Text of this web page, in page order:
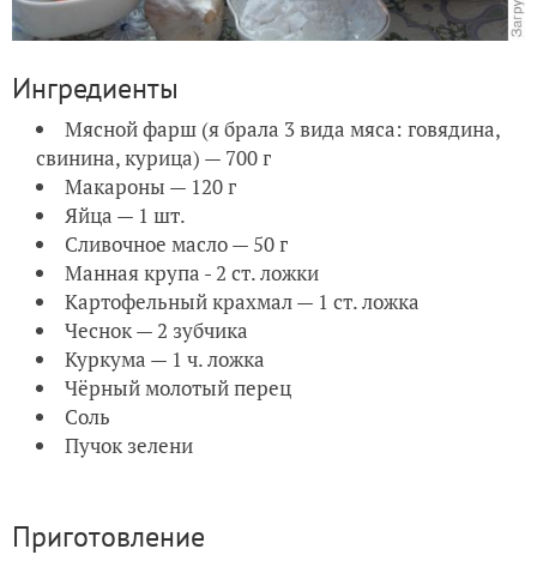
Ингредиенты
Мясной фарш (я брала 3 вида мяса: говядина,
свинина, курица) — 700 г
Макароны — 120 г
Яйца — 1 шт.
Сливочное масло — 50 г
Манная крупа - 2 ст. ложки
Картофельный крахмал — 1 ст. ложка
Чеснок — 2 зубчика
Куркума — 1 ч. ложка
Чёрный молотый перец
Соль
Пучок зелени
Приготовление